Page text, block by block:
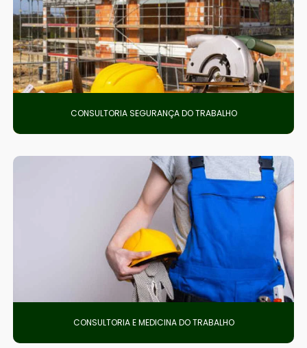
CONSULTORIA SEGURANÇA DO TRABALHO
CONSULTORIA E MEDICINA DO TRABALHO